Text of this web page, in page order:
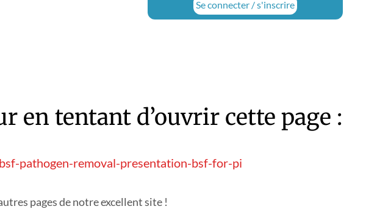
Se connecter / s'inscrire
en tentant d’ouvrir cette page :
pathogen-removal-presentation-bsf-for-pi
pages de notre excellent site !